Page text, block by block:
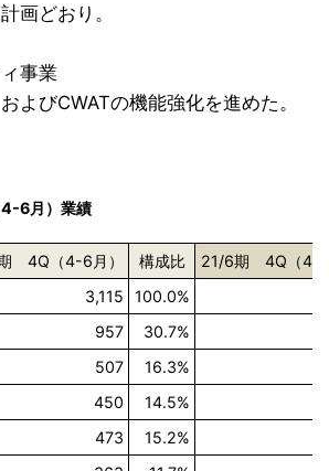
画どおり。
事業
よびCWATの機能強化を進めた。
6月）業績
4Q（4-6月） 構成比
21/6期 4Q（4-6
3,115 100.0%
957 30.7%
507
16.3%
450
14.5%
473
15.2%